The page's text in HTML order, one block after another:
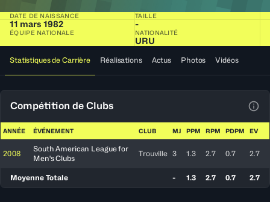
DATE DE NAISSANCE
11 mars 1982
TAILLE
-
ÉQUIPE NATIONALE NATIONALITÉ
URU
Statistiques de Carrière Réalisations Actus Photos Vidéos
Compétition de Clubs
ANNÉE ÉVÉNEMENT CLUB MJ PPM RPM PDPM EV
2008
South American League for
Men's Clubs
Trouville 3 1.3 2.7 0.7 2.7
Moyenne Totale - 1.3 2.7 0.7 2.7